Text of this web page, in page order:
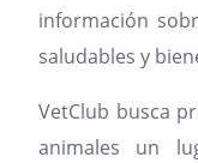
información
saludables y
VetClub busca
animales un